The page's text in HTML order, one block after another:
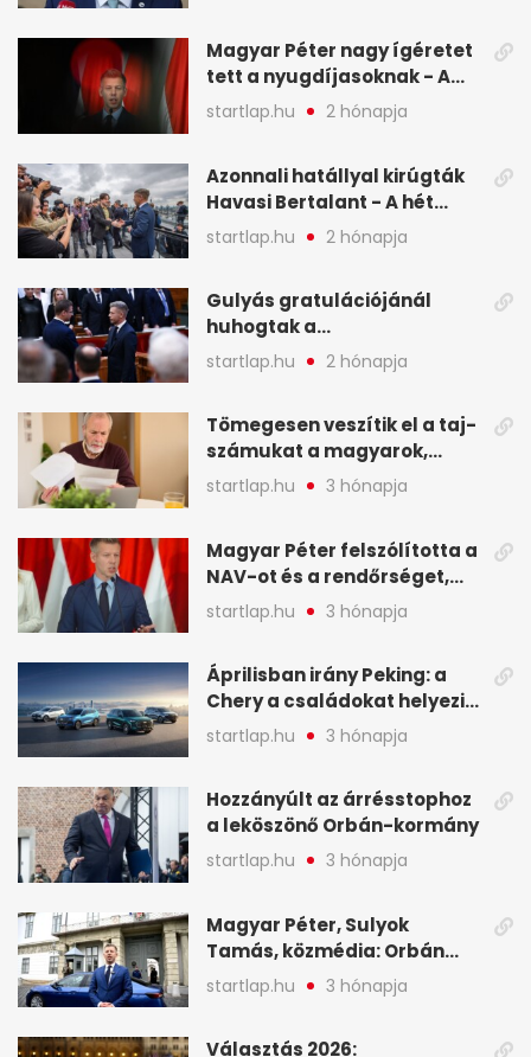
Magyar Péter nagy ígéretet
tett a nyugdíjasoknak - A
hét legfontosabb hírei
képekben
startlap.hu 2 hónapja
Azonnali hatállyal kirúgták
Havasi Bertalant - A hét
legfontosabb hírei
képekben
startlap.hu 2 hónapja
Gulyás gratulációjánál
huhogtak a
leghangosabban, miután
Magyart miniszterelnökké
legfontosabb hírei
képekben
startlap.hu 2 hónapja
Tömegesen veszítik el a taj-
számukat a magyarok,
sokak ellen eljárást indít a
NAV - A hét hírei képekben
startlap.hu 3 hónapja
Magyar Péter felszólította a
NAV-ot és a rendőrséget,
tartóztassák le a NER-es
oligarchákat - A hét
startlap.hu 3 hónapja
Áprilisban irány Peking: a
Chery a családokat helyezi
globális mobilitási
programja középpontjába
startlap.hu 3 hónapja
Hozzányúlt az árrésstophoz
a leköszönő Orbán-kormány
startlap.hu 3 hónapja
Magyar Péter, Sulyok
Tamás, közmédia: Orbán
Viktor április 13. óta hallgat,
közben pörögnek az
startlap.hu 3 hónapja
Választás 2026: